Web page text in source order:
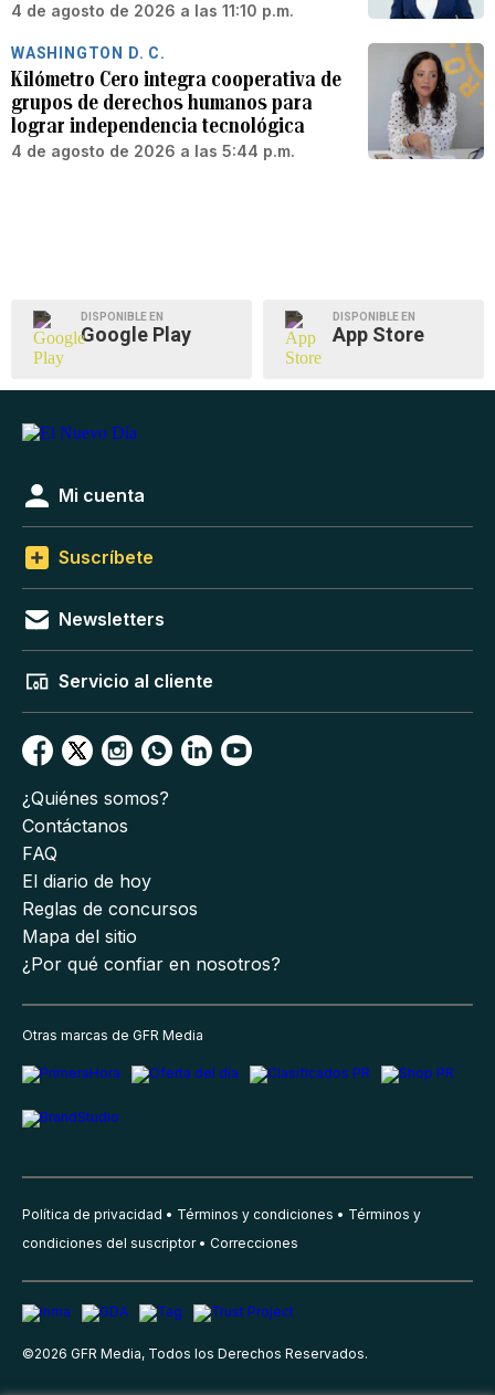
4 de agosto de 2026 a las 11:10 p.m.
WASHINGTON D. C.
Kilómetro Cero integra cooperativa de
grupos de derechos humanos para
lograr independencia tecnológica
4 de agosto de 2026 a las 5:44 p.m.
DISPONIBLE EN
Google Play
DISPONIBLE EN
App Store
Mi cuenta
Suscríbete
Newsletters
Servicio al cliente
¿Quiénes somos?
Contáctanos
FAQ
El diario de hoy
Reglas de concursos
Mapa del sitio
¿Por qué confiar en nosotros?
Otras marcas de GFR Media
Política de privacidad Términos y condiciones
Términos y
condiciones del suscriptor
Correcciones
©2026 GFR Media, Todos los Derechos Reservados.